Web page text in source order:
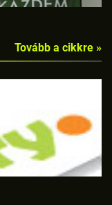
Tovább a cikkre »